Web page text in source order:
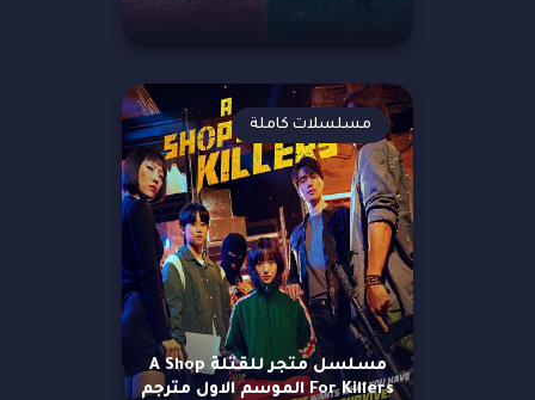
مسلسل متجر للقتلة A Shop
For Killers الموسم الاول مترجم
مسلسلات كاملة